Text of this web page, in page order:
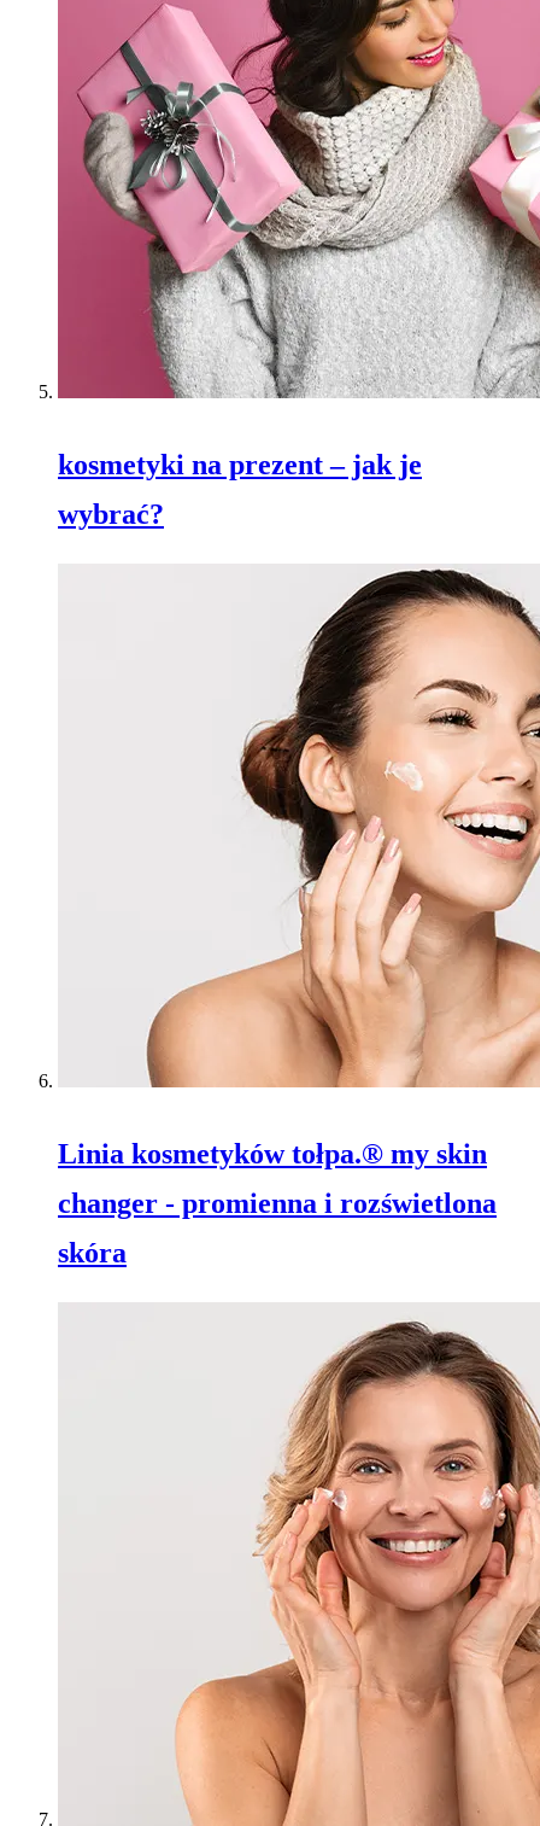
kosmetyki na prezent – jak je
wybrać?
Linia kosmetyków tołpa.® my skin
changer - promienna i rozświetlona
skóra